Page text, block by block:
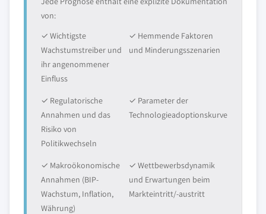
von:
✓ Wichtigste
Wachstumstreiber und
ihr angenommener
Einfluss
✓ Hemmende Faktoren
und Minderungsszenarien
✓ Regulatorische
Annahmen und das
Risiko von
Politikwechseln
✓ Parameter der
Technologieadoptionskurve
✓ Makroökonomische
Annahmen (BIP-
Wachstum, Inflation,
Währung)
✓ Wettbewerbsdynamik
und Erwartungen beim
Markteintritt/-austritt